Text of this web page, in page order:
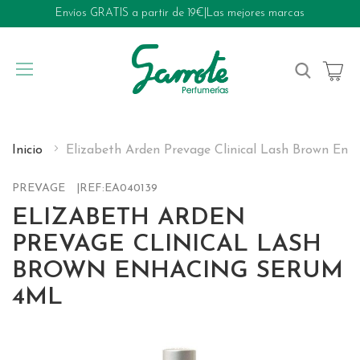
Envíos GRATIS a partir de 19€ Las mejores marcas
My Cart
Inicio Elizabeth Arden Prevage Clinical Lash Brown
PREVAGE REF:EA040139
ELIZABETH ARDEN
PREVAGE CLINICAL LASH
BROWN ENHACING SERUM
4ML